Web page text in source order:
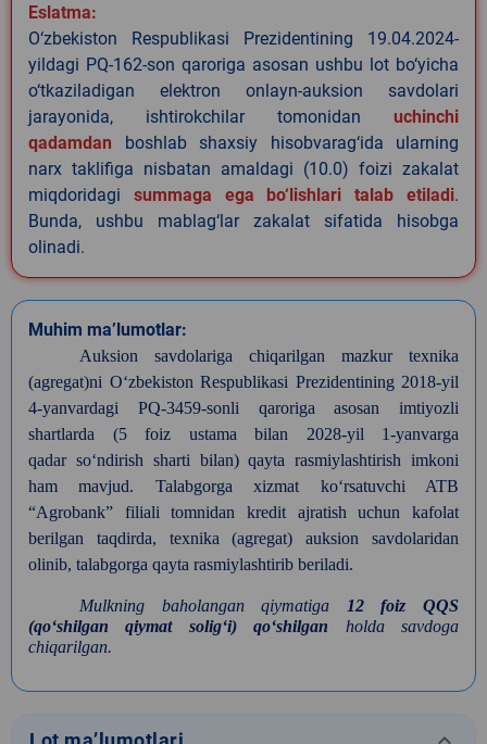
Eslatma:
O‘zbekiston Respublikasi Prezidentining 19.04.2024-
yildagi PQ-162-son qaroriga asosan ushbu lot bo‘yicha
o‘tkaziladigan elektron onlayn-auksion savdolari
jarayonida, ishtirokchilar tomonidan uchinchi
qadamdan boshlab shaxsiy hisobvarag‘ida ularning
narx taklifiga nisbatan amaldagi (10.0) foizi zakalat
miqdoridagi summaga ega bo‘lishlari talab etiladi.
Bunda, ushbu mablag‘lar zakalat sifatida hisobga
olinadi.
Muhim ma’lumotlar:
Auksion savdolariga chiqarilgan mazkur texnika
(agregat)ni O‘zbekiston Respublikasi Prezidentining 2018-yil
4-yanvardagi PQ-3459-sonli qaroriga asosan imtiyozli
shartlarda (5 foiz ustama bilan 2028-yil 1-yanvarga
qadar so‘ndirish sharti bilan) qayta rasmiylashtirish imkoni
ham mavjud. Talabgorga xizmat ko‘rsatuvchi ATB
“Agrobank” filiali tomnidan kredit ajratish uchun kafolat
berilgan taqdirda, texnika (agregat) auksion savdolaridan
olinib, talabgorga qayta rasmiylashtirib beriladi.
Mulkning baholangan qiymatiga
12 foiz QQS
(qoʻshilgan qiymat soligʻi) qoʻshilgan holda savdoga
chiqarilgan.